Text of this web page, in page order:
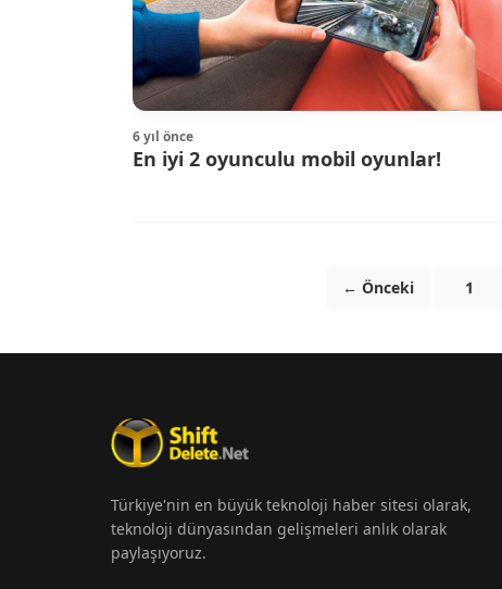
6 yıl önce
En iyi 2 oyunculu mobil oyunlar!
← Önceki 1
Türkiye'nin en büyük teknoloji haber sitesi olarak,
teknoloji dünyasından gelişmeleri anlık olarak
paylaşıyoruz.